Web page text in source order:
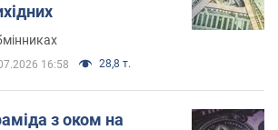
16:58 28,8 т.
з оком на